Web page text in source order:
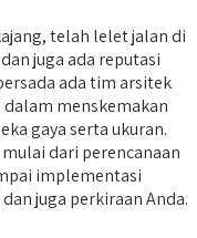
telah lelet jalan di
juga ada reputasi
ada tim arsitek
menskemakan
gaya serta ukuran.
dari perencanaan
implementasi
juga perkiraan Anda.